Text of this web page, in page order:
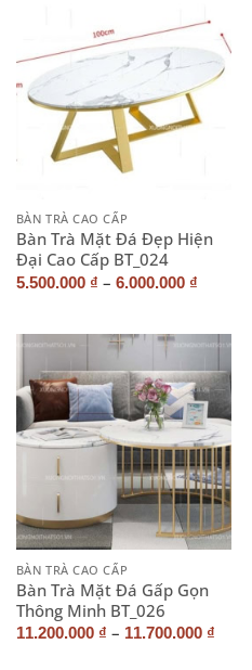
BÀN TRÀ CAO CẤP
Bàn Trà Mặt Đá Đẹp Hiện
Đại Cao Cấp BT_024
5.500.000 ₫ – 6.000.000 ₫
BÀN TRÀ CAO CẤP
Bàn Trà Mặt Đá Gấp Gọn
Thông Minh BT_026
11.200.000 ₫ – 11.700.000 ₫